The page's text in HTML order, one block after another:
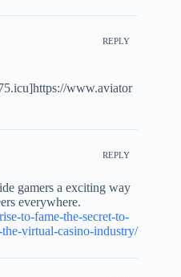
REPLY
www.aviator
REPLY
gamers a exciting way
everywhere.
to-fame-the-secret-to-
the-virtual-casino-industry/